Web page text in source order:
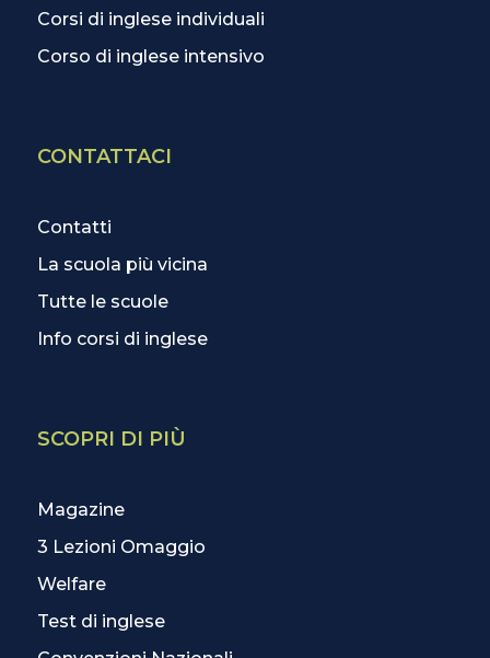
Corsi di inglese individuali
Corso di inglese intensivo
CONTATTACI
Contatti
La scuola più vicina
Tutte le scuole
Info corsi di inglese
SCOPRI DI PIÙ
Magazine
3 Lezioni Omaggio
Welfare
Test di inglese